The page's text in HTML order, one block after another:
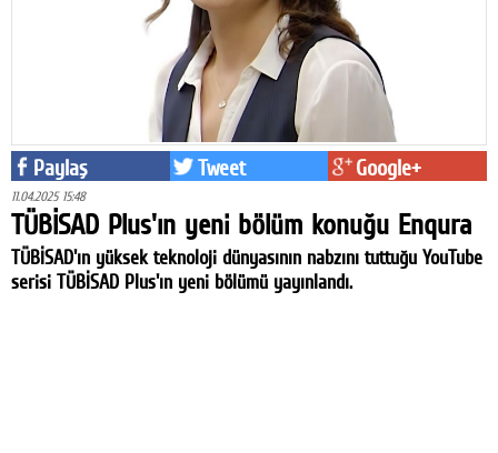
Paylaş Tweet Google+
11.04.2025 15:48
TÜBİSAD Plus'ın yeni bölüm konuğu Enqura
TÜBİSAD'ın yüksek teknoloji dünyasının nabzını tuttuğu YouTube
serisi TÜBİSAD Plus'ın yeni bölümü yayınlandı.